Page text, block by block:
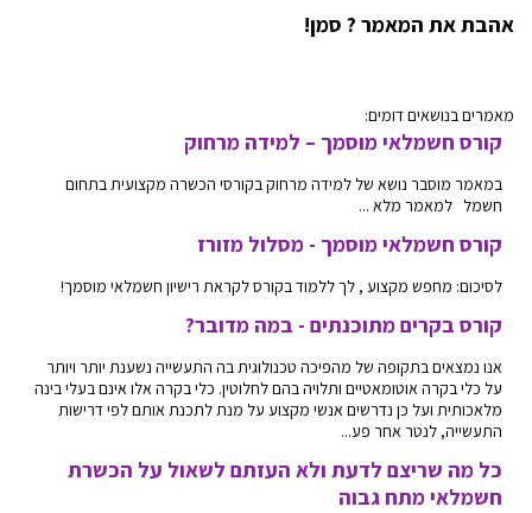
אהבת את המאמר ? סמן!
מאמרים בנושאים דומים:
קורס חשמלאי מוסמך – למידה מרחוק
במאמר מוסבר נושא של למידה מרחוק בקורסי הכשרה מקצועית בתחום
חשמל למאמר מלא ...
קורס חשמלאי מוסמך - מסלול מזורז
לסיכום: מחפש מקצוע , לך ללמוד בקורס לקראת רישיון חשמלאי מוסמך!
קורס בקרים מתוכנתים - במה מדובר?
אנו נמצאים בתקופה של מהפיכה טכנולוגית בה התעשייה נשענת יותר ויותר
על כלי בקרה אוטומאטיים ותלויה בהם לחלוטין. כלי בקרה אלו אינם בעלי בינה
מלאכותית ועל כן נדרשים אנשי מקצוע על מנת לתכנת אותם לפי דרישות
התעשייה, לנטר אחר פע...
כל מה שריצם לדעת ולא העזתם לשאול על הכשרת
חשמלאי מתח גבוה